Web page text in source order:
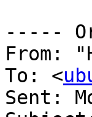
-----
From:
To: <
Sent: